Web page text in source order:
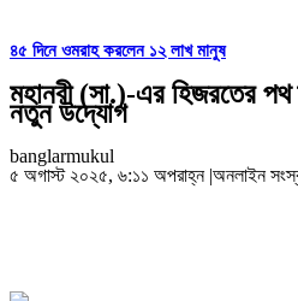
৪৫ দিনে ওমরাহ করলেন ১২ লাখ মানুষ
মহানবী (সা.)-এর হিজরতের পথ
নতুন উদ্যোগ
banglarmukul
৫ অগাস্ট ২০২৫, ৬:১১ অপরাহ্ন |অনলাইন